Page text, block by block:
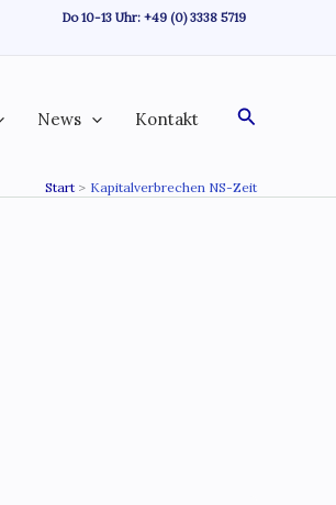
Do 10-13 Uhr: +49 (0) 3338 5719
News Kontakt Suchen
Start Kapitalverbrechen NS-Zeit